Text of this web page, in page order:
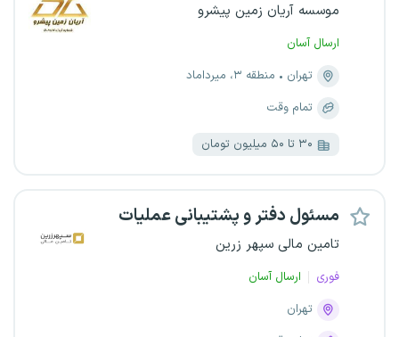
موسسه آریان زمین پیشرو
ارسال آسان
تهران
منطقه ۳، میرداماد
تمام وقت
۳۰ تا ۵۰ میلیون تومان
مسئول دفتر و پشتیبانی عملیات
تامین مالی سپهر زرین
فوری
ارسال آسان
تهران